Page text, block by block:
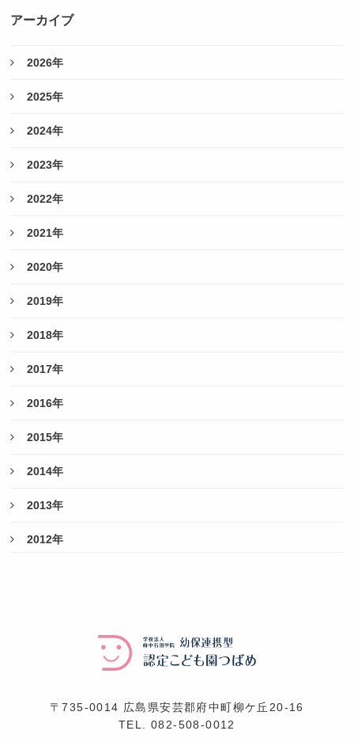
アーカイブ
2026年
2025年
2024年
2023年
2022年
2021年
2020年
2019年
2018年
2017年
2016年
2015年
2014年
2013年
2012年
〒735-0014 広島県安芸郡府中町柳ケ丘20-16
TEL.082-508-0012